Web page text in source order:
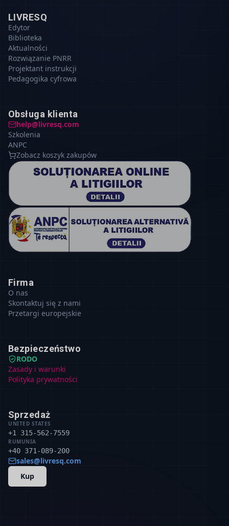
LIVRESQ
Edytor
Biblioteka
Aktualności
Rozwiązanie PNRR
Projektant instrukcji
Pedagogika cyfrowa
Obsługa klienta
help@livresq.com
Szkolenia
ANPC
Zobacz koszyk zakupów
Firma
O nas
Skontaktuj się z nami
Przetargi europejskie
Bezpieczeństwo
RODO
Zasady i warunki
Polityka prywatności
Sprzedaż
UNITED STATES
+1 315-562-7559
RUMUNIA
+40 371-089-200
sales@livresq.com
Kup